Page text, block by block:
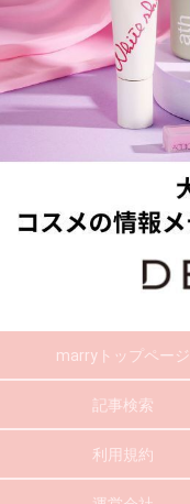
marryトップページ
記事検索
利用規約